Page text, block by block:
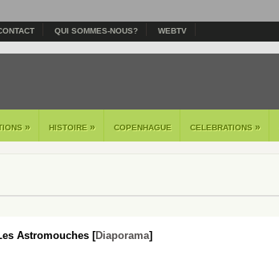
QUI SOMMES-NOUS? WEBTV
» HISTOIRE » COPENHAGUE CELEBRATIONS »
Astromouches [Diaporama]